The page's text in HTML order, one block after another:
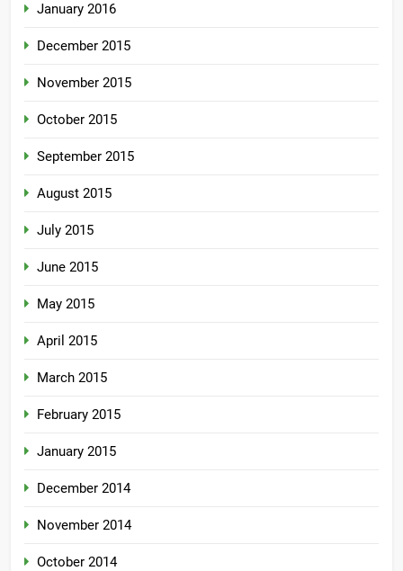
January 2016
December 2015
November 2015
October 2015
September 2015
August 2015
July 2015
June 2015
May 2015
April 2015
March 2015
February 2015
January 2015
December 2014
November 2014
October 2014